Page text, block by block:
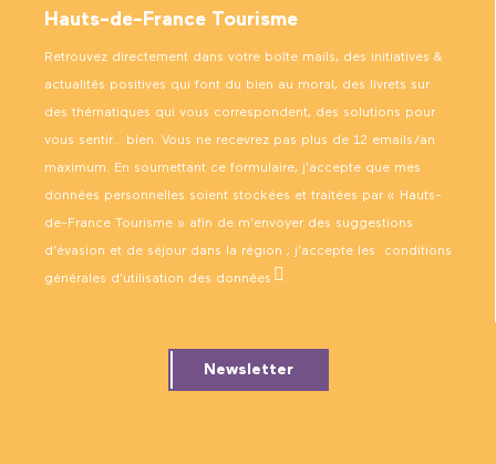
Hauts-de-France Tourisme
Retrouvez directement dans votre boîte mails, des initiatives &
actualités positives qui font du bien au moral, des livrets sur
des thématiques qui vous correspondent, des solutions pour
vous sentir… bien. Vous ne recevrez pas plus de 12 emails/an
maximum. En soumettant ce formulaire, j’accepte que mes
données personnelles soient stockées et traitées par « Hauts-
de-France Tourisme » afin de m’envoyer des suggestions
d’évasion et de séjour dans la région ; j’accepte les conditions
générales d’utilisation des données .
Newsletter